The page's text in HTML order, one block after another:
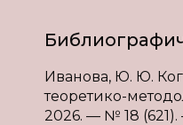
Иванова, Ю. Ю.
теоретико-
2026. — № 18